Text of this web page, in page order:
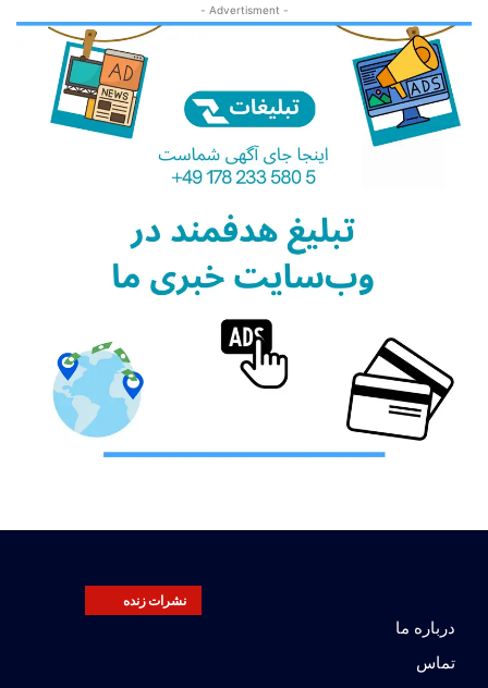
- Advertisment -
نشرات زنده
درباره ما
تماس